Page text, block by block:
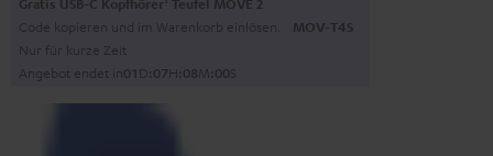
Gratis USB-C Kopfhörer Teufel MOVE 2
Code kopieren und im Warenkorb einlösen. MOV-T4S
Nur für kurze Zeit
Angebot endet in01D:07H:07M:59S